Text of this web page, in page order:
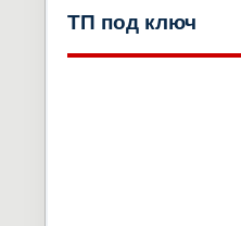
ТП под ключ